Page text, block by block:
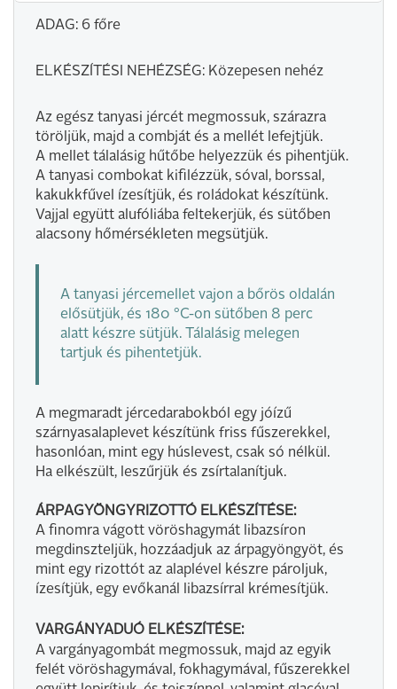
ADAG: 6 főre
ELKÉSZÍTÉSI NEHÉZSÉG: Közepesen nehéz
Az egész tanyasi jércét megmossuk, szárazra
töröljük, majd a combját és a mellét lefejtjük.
A mellet tálalásig hűtőbe helyezzük és pihentjük.
A tanyasi combokat kifilézzük, sóval, borssal,
kakukkfűvel ízesítjük, és roládokat készítünk.
Vajjal együtt alufóliába feltekerjük, és sütőben
alacsony hőmérsékleten megsütjük.
A tanyasi jércemellet vajon a bőrös oldalán
elősütjük, és 180 °C-on sütőben 8 perc
alatt készre sütjük. Tálalásig melegen
tartjuk és pihentetjük.
A megmaradt jércedarabokból egy jóízű
szárnyasalaplevet készítünk friss fűszerekkel,
hasonlóan, mint egy húslevest, csak só nélkül.
Ha elkészült, leszűrjük és zsírtalanítjuk.
ÁRPAGYÖNGYRIZOTTÓ ELKÉSZÍTÉSE:
A finomra vágott vöröshagymát libazsíron
megdinszteljük, hozzáadjuk az árpagyöngyöt, és
mint egy rizottót az alaplével készre pároljuk,
ízesítjük, egy evőkanál libazsírral krémesítjük.
VARGÁNYADUÓ ELKÉSZÍTÉSE:
A vargányagombát megmossuk, majd az egyik
felét vöröshagymával, fokhagymával, fűszerekkel